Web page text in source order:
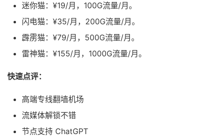
迷你猫：¥19/月，100G流量/月。
闪电猫：¥35/月，200G流量/月。
霹雳猫：¥79/月，500G流量/月。
雷神猫：¥155/月，1000G流量/月。
快速点评：
高端专线翻墙机场
流媒体解锁不错
节点支持 ChatGPT